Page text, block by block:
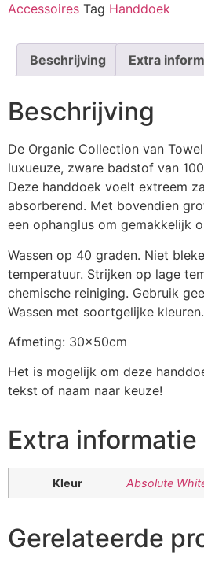
Accessoires Tag Handdoek
Beschrijving Extra
Beschrijving
De Organic Collection van
luxueuze, zware badstof van
Deze handdoek voelt extreem
absorberend. Met bovendien
een ophanglus om gemakkelijk
Wassen op 40 graden. Niet
temperatuur. Strijken op lage
chemische reiniging. Gebruik
Wassen met soortgelijke kleuren.
Afmeting: 30x50cm
Het is mogelijk om deze
tekst of naam naar keuze!
Extra informatie
Kleur Absolute
Gerelateerde